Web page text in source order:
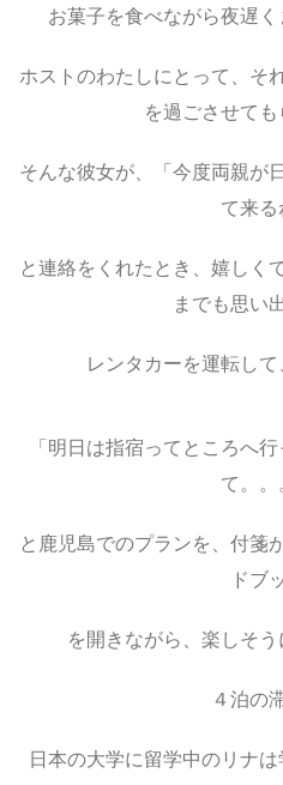
お菓子を食べながら夜遅く
ホストのわたしにとって、そ
を過ごさせても
そんな彼女が、「今度両親が
て来る
と連絡をくれたとき、嬉しく
までも思い
レンタカーを運転して
「明日は指宿ってところへ
て。。
と鹿児島でのプランを、付箋
ドブ
を開きながら、楽しそう
４泊の
日本の大学に留学中のリナ